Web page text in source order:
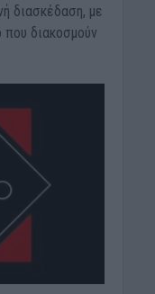
διασκέδαση, με
διακοσμούν